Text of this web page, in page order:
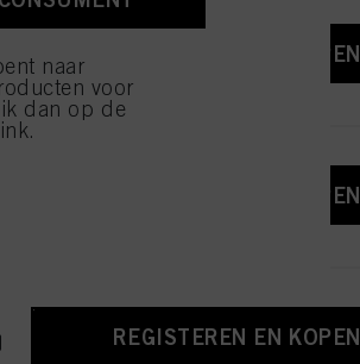
REGISTEREN EN KOPEN
REGISTEREN EN KOPEN
REGISTEREN EN KOPEN
naar
voor
dan op de